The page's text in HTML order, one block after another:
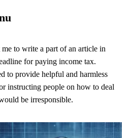
to write a part of an article in
for paying income tax.
to provide helpful and harmless
instructing people on how to deal
be irresponsible.